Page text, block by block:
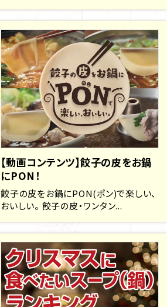
【動画コンテンツ】餃子の皮をお鍋
にPON！
餃子の皮をお鍋にPON(ポン)で楽しい、
おいしい。 餃子の皮・ワンタン...